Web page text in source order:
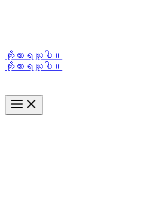
ကိုးကားရယူပါ။
ကိုးကားရယူပါ။